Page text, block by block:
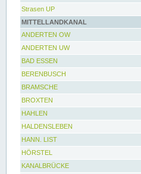
Strasen UP
MITTELLANDKANAL
ANDERTEN OW
ANDERTEN UW
BAD ESSEN
BERENBUSCH
BRAMSCHE
BROXTEN
HAHLEN
HALDENSLEBEN
HANN. LIST
HÖRSTEL
KANALBRÜCKE